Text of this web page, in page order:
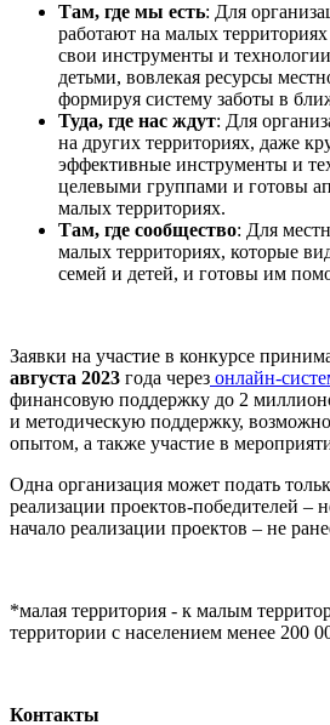
Там, где мы есть: Для
работают на малых
свои инструменты и
детьми, вовлекая ресурсы
формируя систему заботы в
Туда, где нас ждут: Для
на других территориях, даже
эффективные инструменты и
целевыми группами и готовы
малых территориях.
Там, где сообщество: Для
малых территориях, которые
семей и детей, и готовы им
Заявки на участие в конкурсе
августа 2023 года через онлайн-
финансовую поддержку до 2
и методическую поддержку,
опытом, а также участие в
Одна организация может подать
реализации проектов-победителей –
начало реализации проектов – не
*малая территория - к малым
территории с населением менее 200
Контакты